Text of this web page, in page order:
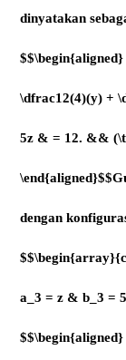
dinyatakan
\dfrac12(4)(y) +
5z & = 12. &&
dengan
a_3 = z & b_3 =